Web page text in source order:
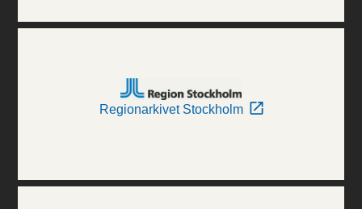
Regionarkivet Stockholm